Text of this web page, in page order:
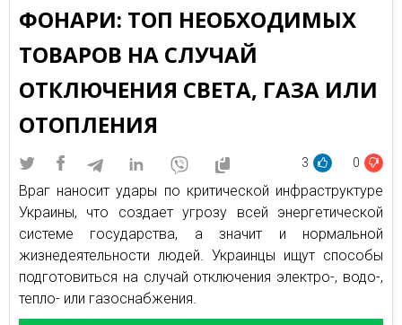
ФОНАРИ: ТОП НЕОБХОДИМЫХ
ТОВАРОВ НА СЛУЧАЙ
ОТКЛЮЧЕНИЯ СВЕТА, ГАЗА ИЛИ
ОТОПЛЕНИЯ
3 0
Враг наносит удары по критической инфраструктуре
Украины, что создает угрозу всей энергетической
системе государства, а значит и нормальной
жизнедеятельности людей. Украинцы ищут способы
подготовиться на случай отключения электро-, водо-,
тепло- или газоснабжения.